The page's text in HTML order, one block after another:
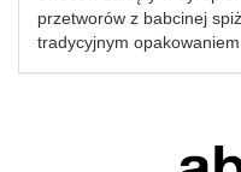
przetworów z babcinej
tradycyjnym